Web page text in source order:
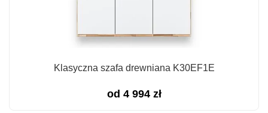
Klasyczna szafa drewniana K30EF1E
od 4 994 zł